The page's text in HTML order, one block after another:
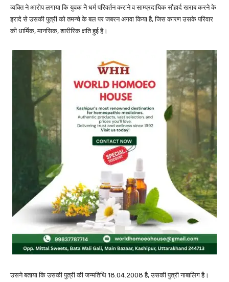
व्यक्ति ने आरोप लगाया कि युवक नेे धर्म परिवर्तन कराने व साम्प्रदायिक सौहार्द खराब करने के
इरादे से उसकी पुत्री को तमन्चे के बल पर जबरन अगवा किया है, जिस कारण उसके परिवार
की धार्मिक, मानसिक, शारीरिक क्षति हुई है।
उसने बताया कि उसकी पुत्री की जन्मतिथि 18.04.2008 है, उसकी पुत्री नाबालिग है।